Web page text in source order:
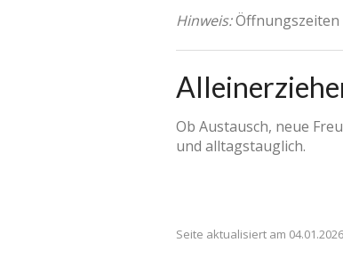
Hinweis:Öffnungszeiten
Ob Austausch, neue
und alltagstauglich.
Seite aktualisiert am 04.01.2026